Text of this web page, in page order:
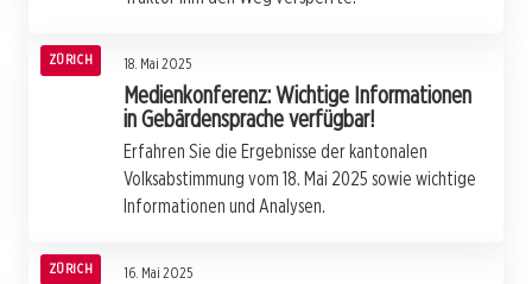
ZÜRICH 18. Mai 2025
Medienkonferenz: Wichtige Informationen
in Gebärdensprache verfügbar!
Erfahren Sie die Ergebnisse der kantonalen
Volksabstimmung vom 18. Mai 2025 sowie wichtige
Informationen und Analysen.
ZÜRICH 16. Mai 2025